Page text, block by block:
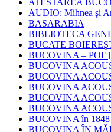
ATESTAREA
AUDIO: Mihnea şi
BASARABIA
BIBLIOTECA
BUCATE
BUCOVINA –
BUCOVINA
BUCOVINA
BUCOVINA
BUCOVINA
BUCOVINA
BUCOVINA în 1848
BUCOVINA ÎN